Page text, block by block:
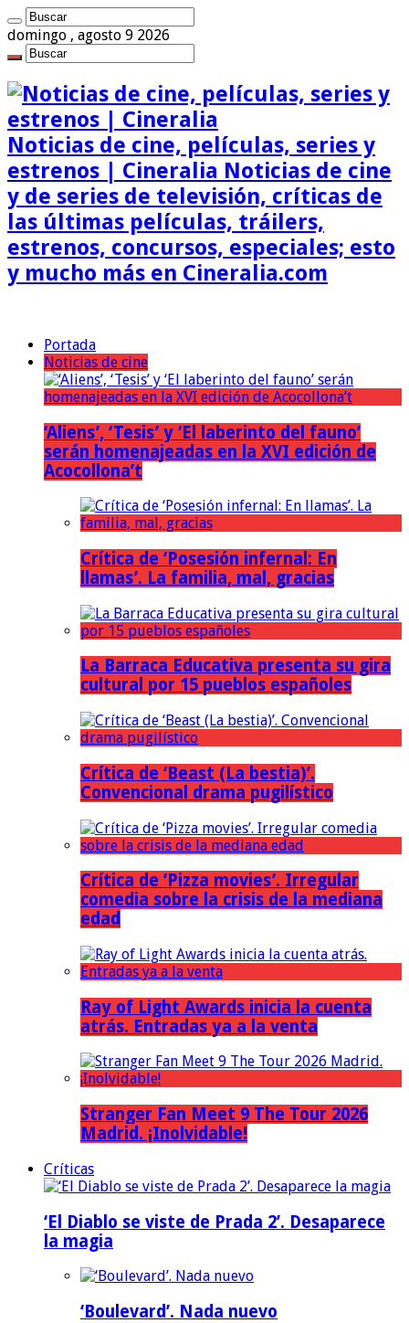
domingo , agosto 9 2026
Noticias de cine, películas, series y
estrenos | Cineralia Noticias de cine
y de series de televisión, críticas de
las últimas películas, tráilers,
estrenos, concursos, especiales; esto
y mucho más en Cineralia.com
Portada
Noticias de cine
‘Aliens’, ‘Tesis’ y ‘El laberinto del fauno’
serán homenajeadas en la XVI edición de
Acocollona’t
Crítica de ‘Posesión infernal: En
llamas’. La familia, mal, gracias
La Barraca Educativa presenta su gira
cultural por 15 pueblos españoles
Crítica de ‘Beast (La bestia)’.
Convencional drama pugilístico
Crítica de ‘Pizza movies’. Irregular
comedia sobre la crisis de la mediana
edad
Ray of Light Awards inicia la cuenta
atrás. Entradas ya a la venta
Stranger Fan Meet 9 The Tour 2026
Madrid. ¡Inolvidable!
Críticas
‘El Diablo se viste de Prada 2’. Desaparece
la magia
‘Boulevard’. Nada nuevo